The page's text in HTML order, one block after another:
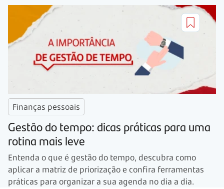
Finanças pessoais
Gestão do tempo: dicas práticas para uma
rotina mais leve
Entenda o que é gestão do tempo, descubra como
aplicar a matriz de priorização e confira ferramentas
práticas para organizar a sua agenda no dia a dia.